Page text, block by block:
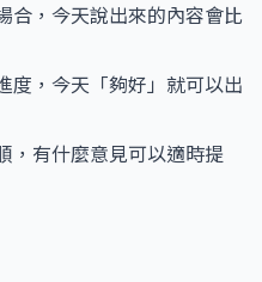
合，今天說出來的內容會比
度，今天「夠好」就可以出
，有什麼意見可以適時提